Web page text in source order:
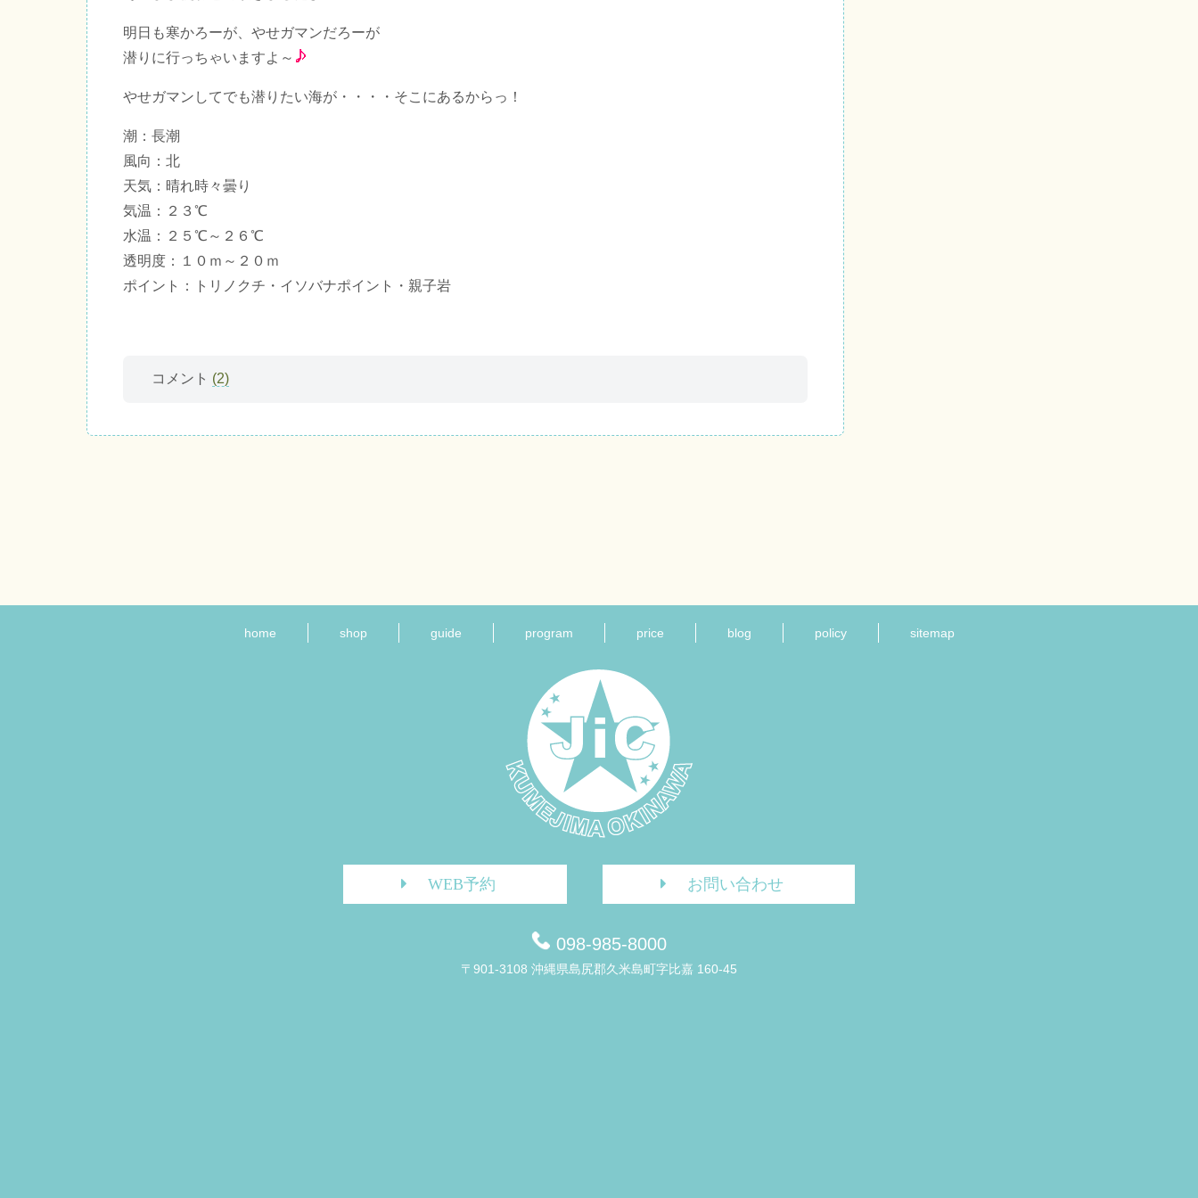
明日も寒かろーが、やせガマンだろーが
潜りに行っちゃいますよ～
やせガマンしてでも潜りたい海が・・・・そこにあるからっ！
潮：長潮
風向：北
天気：晴れ時々曇り
気温：２３℃
水温：２５℃～２６℃
透明度：１０ｍ～２０ｍ
ポイント：トリノクチ・イソバナポイント・親子岩
コメント (2)
home shop guide program price blog policy sitemap
WEB予約 お問い合わせ
098-985-8000
〒901-3108 沖縄県島尻郡久米島町字比嘉 160-45